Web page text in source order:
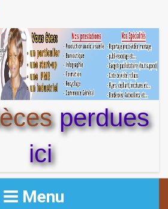
perdues
ici
Menu